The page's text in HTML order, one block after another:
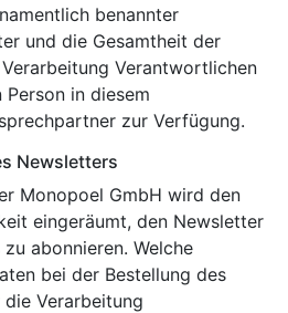
benannter
und die Gesamtheit der
Verantwortlichen
in diesem
zur Verfügung.
Newsletters
Monopoel GmbH wird den
eingeräumt, den Newsletter
abonnieren. Welche
bei der Bestellung des
Verarbeitung